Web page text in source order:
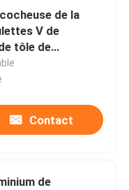
de la
V de
tôle de
par
anti
Contact
de